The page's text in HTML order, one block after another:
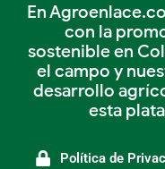
En
con la
sostenible en
el campo y
desarrollo
esta
Política de